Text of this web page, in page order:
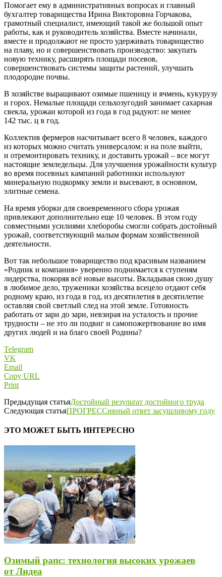
Помогает ему в административных вопросах и главный
бухгалтер товарищества Ирина Викторовна Горчакова,
грамотный специалист, имеющий такой же большой опыт
работы, как и руководитель хозяйства. Вместе начинали,
вместе и продолжают не просто удерживать товарищество
на плаву, но и совершенствовать производство: закупать
новую технику, расширять площади посевов,
совершенствовать системы защиты растений, улучшать
плодородие почвы.
В хозяйстве выращивают озимые пшеницу и ячмень, кукурузу
и горох. Немалые площади сельхозугодий занимает сахарная
свекла, урожаи которой из года в год радуют: не менее
142 тыс. ц в год.
Коллектив фермеров насчитывает всего 8 человек, каждого
из которых можно считать универсалом: и на поле выйти,
и отремонтировать технику, и доставить урожай – ​все могут
настоящие земледельцы. Для улучшения урожайности культур
во время посевных кампаний работники используют
минеральную подкормку земли и высевают, в основном,
элитные семена.
На время уборки для своевременного сбора урожая
привлекают дополнительно еще 10 человек. В этом году
совместными усилиями хлеборобы смогли собрать достойный
урожай, соответствующий малым формам хозяйственной
деятельности.
Вот так небольшое товарищество под красивым названием
«Родник и компания» уверенно поднимается к ступеням
лидерства, покоряя всё новые высоты. Вкладывая свою душу
в любимое дело, труженики хозяйства всецело отдают себя
родному краю, из года в год, из десятилетия в десятилетие
оставляя свой светлый след на этой земле. Готовность
работать от зари до зари, невзирая на усталость и прочие
трудности – ​не это ли подвиг и самопожертвование во имя
других людей и на благо своей Родины?
Telegram
VK
Email
Copy URL
Print
Предыдущая статьяДостойный результат достойного труда
Следующая статьяПРОГРЕССивный ответ засушливому году
ЭТО МОЖЕТ БЫТЬ ИНТЕРЕСНО
Озимый рапс: технология высоких урожаев
от Лидеа